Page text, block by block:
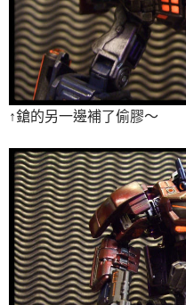
↑鎗的另一邊補了偷膠～